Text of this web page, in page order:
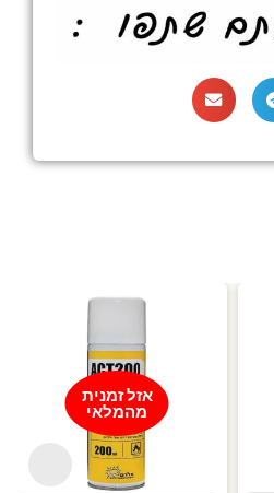
אזל זמנית
מהמלאי